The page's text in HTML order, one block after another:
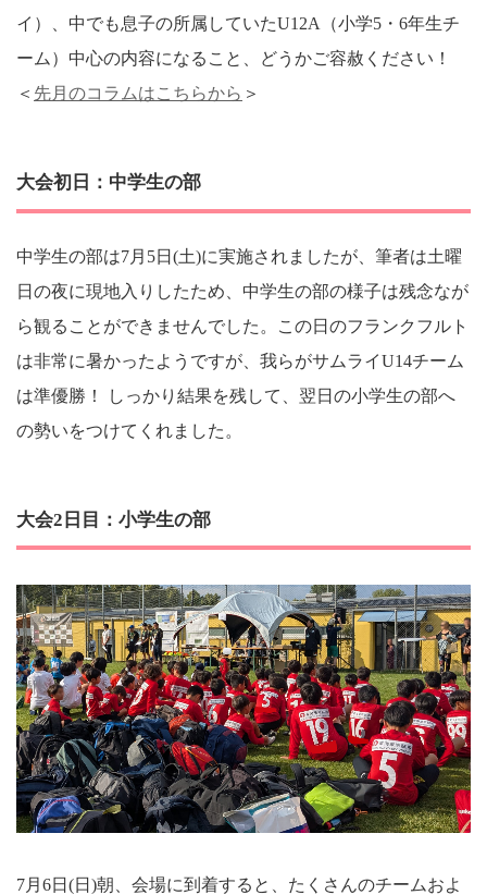
イ）、中でも息子の所属していたU12A（小学5・6年生チ
ーム）中心の内容になること、どうかご容赦ください！
＜ 先月のコラムはこちらから ＞
大会初日：中学生の部
中学生の部は7月5日(土)に実施されましたが、筆者は土曜
日の夜に現地入りしたため、中学生の部の様子は残念なが
ら観ることができませんでした。この日のフランクフルト
は非常に暑かったようですが、我らがサムライU14チーム
は準優勝！ しっかり結果を残して、翌日の小学生の部へ
の勢いをつけてくれました。
大会2日目：小学生の部
7月6日(日)朝、会場に到着すると、たくさんのチームおよ